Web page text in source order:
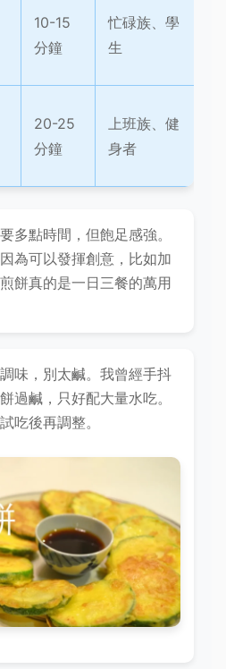
10-15
分鐘
忙碌族、學
生
20-25
分鐘
上班族、健
身者
多點時間，但飽足感強。
為可以發揮創意，比如加
餅真的是一日三餐的萬用
味，別太鹹。我曾經手抖
過鹹，只好配大量水吃。
吃後再調整。